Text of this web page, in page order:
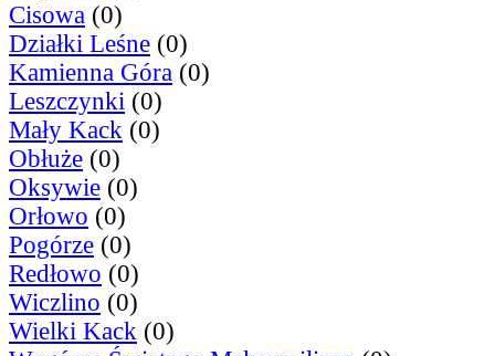
Cisowa (0)
Działki Leśne (0)
Kamienna Góra (0)
Leszczynki (0)
Mały Kack (0)
Obłuże (0)
Oksywie (0)
Orłowo (0)
Pogórze (0)
Redłowo (0)
Wiczlino (0)
Wielki Kack (0)